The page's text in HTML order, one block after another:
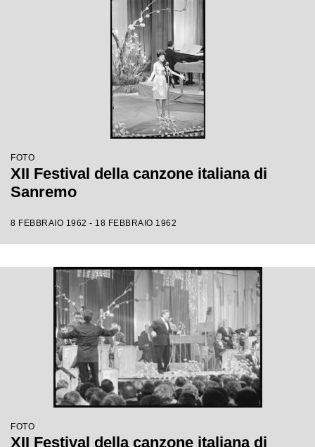
FOTO
XII Festival della canzone italiana di
Sanremo
8 FEBBRAIO 1962 - 18 FEBBRAIO 1962
FOTO
XII Festival della canzone italiana di